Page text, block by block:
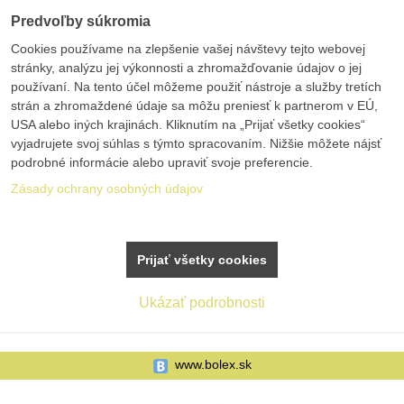
www.bolex.sk
Predvoľby súkromia
Cookies používame na zlepšenie vašej návštevy tejto webovej
stránky, analýzu jej výkonnosti a zhromažďovanie údajov o jej
používaní. Na tento účel môžeme použiť nástroje a služby tretích
strán a zhromaždené údaje sa môžu preniesť k partnerom v EÚ,
USA alebo iných krajinách. Kliknutím na „Prijať všetky cookies“
vyjadrujete svoj súhlas s týmto spracovaním. Nižšie môžete nájsť
podrobné informácie alebo upraviť svoje preferencie.
Zásady ochrany osobných údajov
Ukázať podrobnosti
Prijať všetky cookies